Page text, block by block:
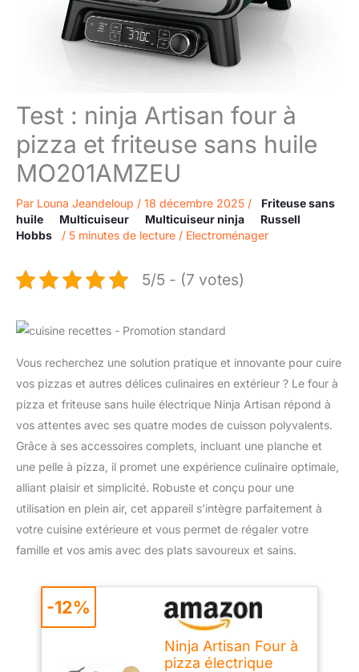
Test : ninja Artisan four à
pizza et friteuse sans huile
MO201AMZEU
Par Louna Jeandeloup / 18 décembre 2025 /
Friteuse sans
huile
Multicuiseur Multicuiseur ninja
Russell
Hobbs
/ 5 minutes de lecture / Electroménager
5/5 - (7 votes)
Vous recherchez une solution pratique et innovante pour cuire
vos pizzas et autres délices culinaires en extérieur ? Le four à
pizza et friteuse sans huile électrique Ninja Artisan répond à
vos attentes avec ses quatre modes de cuisson polyvalents.
Grâce à ses accessoires complets, incluant une planche et
une pelle à pizza, il promet une expérience culinaire optimale,
alliant plaisir et simplicité. Robuste et conçu pour une
utilisation en plein air, cet appareil s’intègre parfaitement à
votre cuisine extérieure et vous permet de régaler votre
famille et vos amis avec des plats savoureux et sains.
Ninja Artisan Four à
pizza électrique
-12%